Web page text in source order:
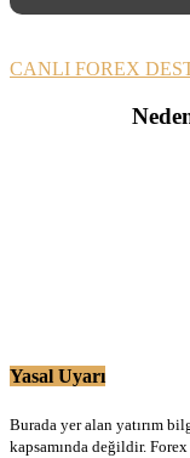
CANLI FOREX
Yasal Uyarı
Burada yer alan yatırım
kapsamında değildir.